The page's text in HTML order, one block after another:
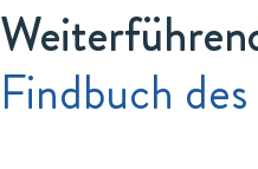
Findbuch